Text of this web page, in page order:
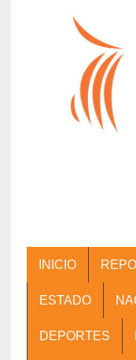
INICIO
ESTADO
DEPORTES